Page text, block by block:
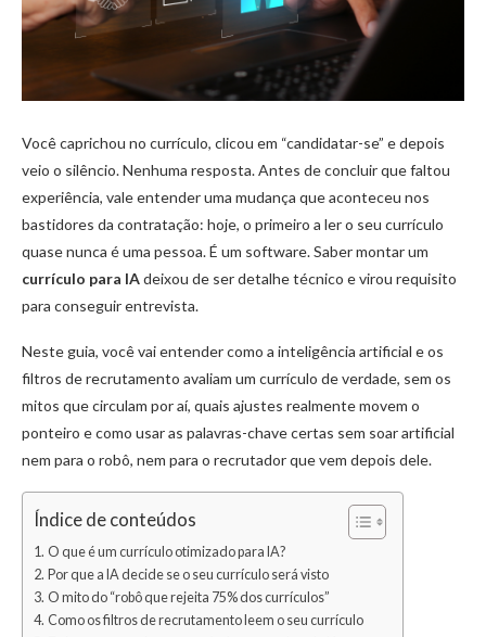
Você caprichou no currículo, clicou em “candidatar-se” e depois
veio o silêncio. Nenhuma resposta. Antes de concluir que faltou
experiência, vale entender uma mudança que aconteceu nos
bastidores da contratação: hoje, o primeiro a ler o seu currículo
quase nunca é uma pessoa. É um software. Saber montar um
currículo para IAdeixou de ser detalhe técnico e virou requisito
para conseguir entrevista.
Neste guia, você vai entender como a inteligência artificial e os
filtros de recrutamento avaliam um currículo de verdade, sem os
mitos que circulam por aí, quais ajustes realmente movem o
ponteiro e como usar as palavras-chave certas sem soar artificial
nem para o robô, nem para o recrutador que vem depois dele.
Índice de conteúdos
O que é um currículo otimizado para IA?
Por que a IA decide se o seu currículo será visto
O mito do “robô que rejeita 75% dos currículos”
Como os filtros de recrutamento leem o seu currículo